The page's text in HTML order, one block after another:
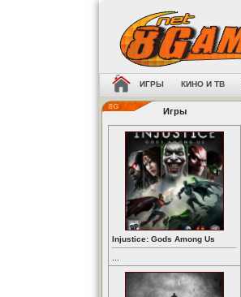
ИГРЫ КИНО И ТВ
Игры
Injustice: Gods Among Us